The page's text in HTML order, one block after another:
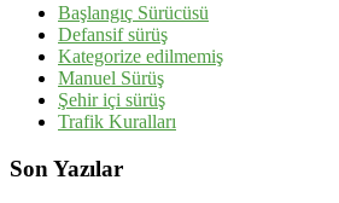
Başlangıç Sürücüsü
Defansif sürüş
Kategorize edilmemiş
Manuel Sürüş
Şehir içi sürüş
Trafik Kuralları
Son Yazılar